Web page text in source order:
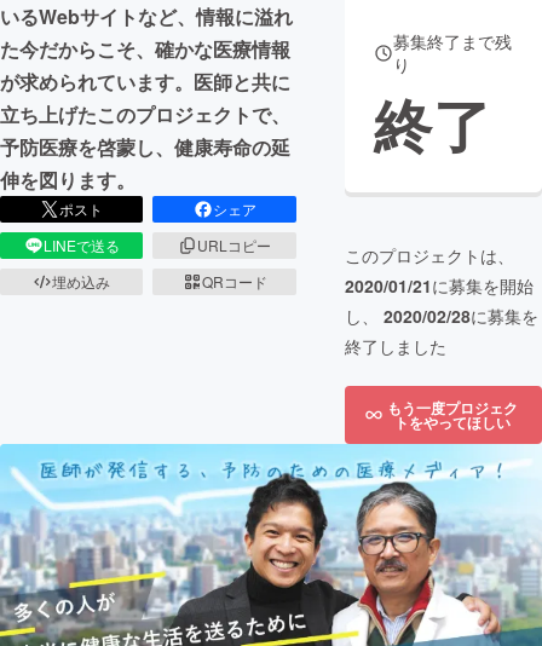
いるWebサイトなど、情報に溢れ
た今だからこそ、確かな医療情報
が求められています。医師と共に
立ち上げたこのプロジェクトで、
予防医療を啓蒙し、健康寿命の延
伸を図ります。
ポスト
シェア
LINEで送る
URLコピー
埋め込み
QRコード
募集終了まで残
り
終了
このプロジェクトは、
2020/01/21に募集を開始
し、 2020/02/28に募集を
終了しました
もう一度プロジェク
トをやってほしい